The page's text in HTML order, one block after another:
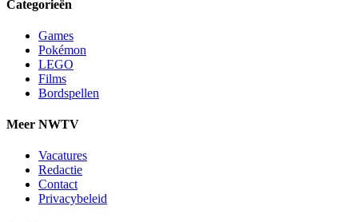
Categorieën
Games
Pokémon
LEGO
Films
Bordspellen
Meer NWTV
Vacatures
Redactie
Contact
Privacybeleid